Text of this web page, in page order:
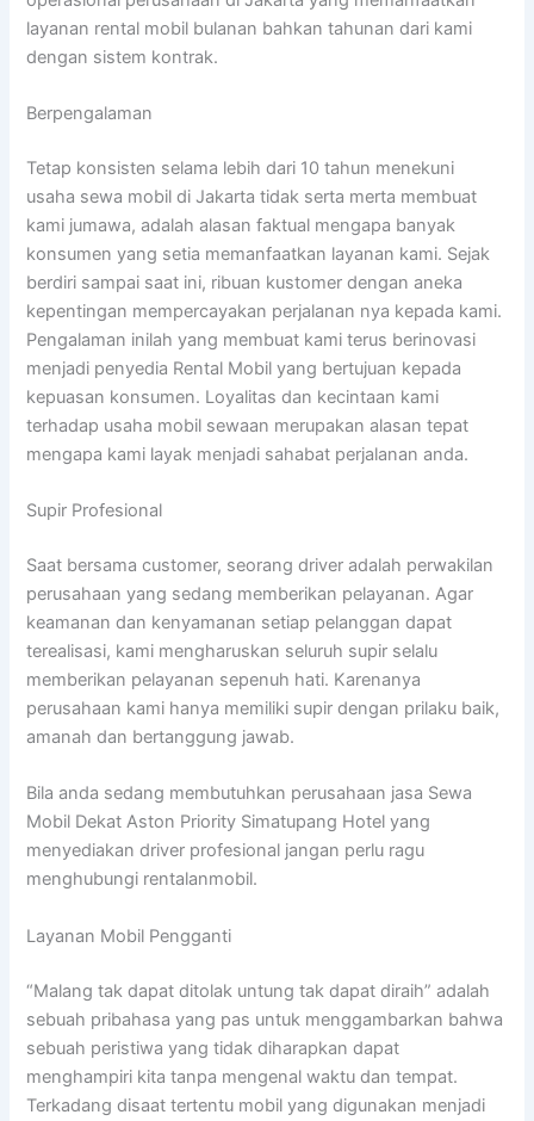
layanan rental mobil bulanan bahkan tahunan dari kami
dengan sistem kontrak.
Berpengalaman
Tetap konsisten selama lebih dari 10 tahun menekuni
usaha sewa mobil di Jakarta tidak serta merta membuat
kami jumawa, adalah alasan faktual mengapa banyak
konsumen yang setia memanfaatkan layanan kami. Sejak
berdiri sampai saat ini, ribuan kustomer dengan aneka
kepentingan mempercayakan perjalanan nya kepada kami.
Pengalaman inilah yang membuat kami terus berinovasi
menjadi penyedia Rental Mobil yang bertujuan kepada
kepuasan konsumen. Loyalitas dan kecintaan kami
terhadap usaha mobil sewaan merupakan alasan tepat
mengapa kami layak menjadi sahabat perjalanan anda.
Supir Profesional
Saat bersama customer, seorang driver adalah perwakilan
perusahaan yang sedang memberikan pelayanan. Agar
keamanan dan kenyamanan setiap pelanggan dapat
terealisasi, kami mengharuskan seluruh supir selalu
memberikan pelayanan sepenuh hati. Karenanya
perusahaan kami hanya memiliki supir dengan prilaku baik,
amanah dan bertanggung jawab.
Bila anda sedang membutuhkan perusahaan jasa Sewa
Mobil Dekat Aston Priority Simatupang Hotel yang
menyediakan driver profesional jangan perlu ragu
menghubungi rentalanmobil.
Layanan Mobil Pengganti
“Malang tak dapat ditolak untung tak dapat diraih” adalah
sebuah pribahasa yang pas untuk menggambarkan bahwa
sebuah peristiwa yang tidak diharapkan dapat
menghampiri kita tanpa mengenal waktu dan tempat.
Terkadang disaat tertentu mobil yang digunakan menjadi